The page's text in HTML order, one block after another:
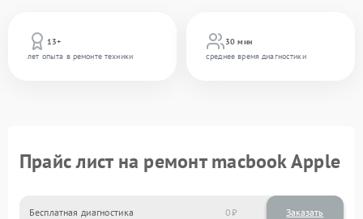
13+
лет опыта в ремонте техники
30 мин
среднее время диагностики
Прайс лист на ремонт macbook Apple
Бесплатная диагностика 0 Заказать